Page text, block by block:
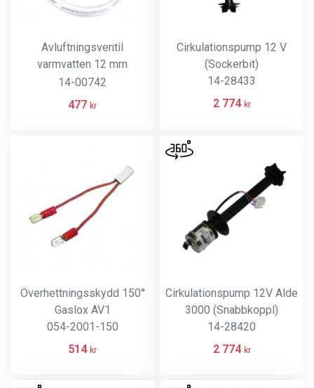
Avluftningsventil
varmvatten 12 mm
automatisk John Guest
anslutning
14-00742
477 kr
Cirkulationspump 12 V
(Sockerbit)
14-28433
2 774 kr
Överhettningsskydd 150°
Gaslox AV1
054-2001-150
514 kr
Cirkulationspump 12V Alde
3000 (Snabbkoppl)
14-28420
2 774 kr